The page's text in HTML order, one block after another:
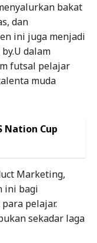
bakat
dan
ini juga menjadi
dalam
futsal pelajar
muda
Nation Cup
Marketing,
ini bagi
pelajar.
sekadar laga